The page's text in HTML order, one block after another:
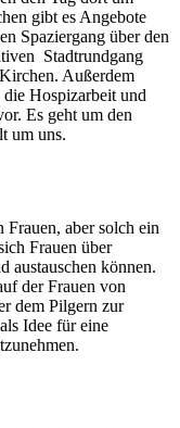
gibt es Angebote
Spaziergang über den
Stadtrundgang
Außerdem
Hospizarbeit und
Es geht um den
um uns.
aber solch ein
Frauen über
austauschen können.
der Frauen von
dem Pilgern zur
Idee für eine